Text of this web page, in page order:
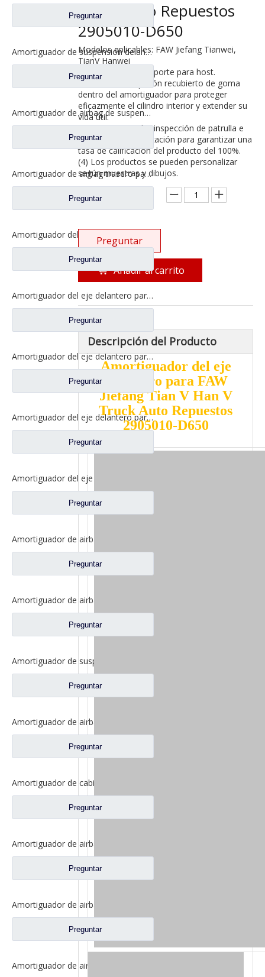
Preguntar
Amortiguador de suspensión delantera para repuestos de camiones FAW Jiefang Aowei 5001020B242
Preguntar
Amortiguador de airbag de suspensión delantera para repuestos de camiones FAW Jiefang Tian V 5001025-E18
Preguntar
Amortiguador de airbag trasero para repuestos de camiones FAW Jiefang J6 5001020-CA01-B
Preguntar
Preguntar
Amortiguador del eje delantero para piezas de repuesto de camiones FAW Jiefang Jh6 J6p 2905010-1086/D
Preguntar
Amortiguador del eje delantero para repuestos de camiones FAW Jiefang Aowei 2905010-371
Preguntar
Amortiguador del eje delantero para repuestos de camiones FAW Jiefang J6 2905010-13U
Preguntar
Preguntar
Preguntar
Preguntar
Preguntar
Preguntar
Preguntar
Preguntar
Preguntar
Truck Auto Repuestos
2905010-D650
Modelos aplicables: FAW Jiefang Tianwei,
TianV Hanwei
(1) Productos de soporte para host.
(2) Se utiliza un pistón recubierto de goma
dentro del amortiguador para proteger
eficazmente el cilindro interior y extender su
vida útil.
(3) Autoinspección, inspección de patrulla e
inspección de finalización para garantizar una
tasa de calificación del producto del 100%.
(4) Los productos se pueden personalizar
según muestras y dibujos.
Cantidad:
Preguntar
Añadir al carrito
Descripción del Producto
Amortiguador del eje
delantero para FAW
Jiefang Tian V Han V
Truck Auto Repuestos
2905010-D650